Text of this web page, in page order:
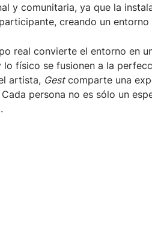
y comunitaria, ya que la
creando un
real convierte el entorno en
físico se fusionen a la
artista, Gestcomparte una
persona no es sólo un